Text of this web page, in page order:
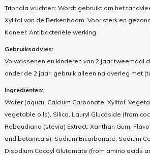
Triphala vruchten: Wordt gebruikt om het
Xylitol van de Berkenboom: Voor sterk en
Kaneel: Antibacteriële werking
Gebruiksadvies:
Volwassenen en kinderen van 2 jaar tweemaal
onder de 2 jaar: gebruik alleen na overleg met
Ingrediënten:
Water (aqua), Calcium Carbonate, Xylitol,
vegetable oils), Silica, Lauryl Glucoside (from
Rebaudiana (stevia) Extract, Xanthan Gum,
and botanicals), Sodium Bicarbonate, Sodium
Disodium Cocoyl Glutamate (from amino acids